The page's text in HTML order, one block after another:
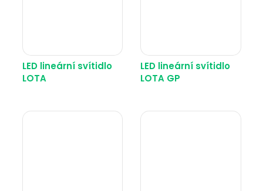
LED lineární svítidlo
LOTA
LED lineární svítidlo
LOTA GP